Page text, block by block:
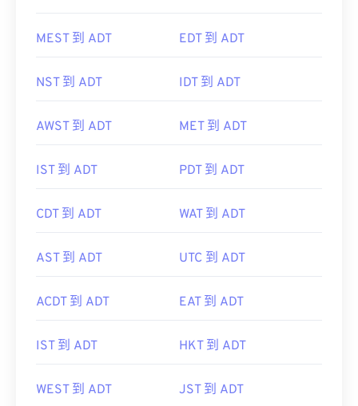
MEST 到 ADT EDT 到 ADT
NST 到 ADT IDT 到 ADT
AWST 到 ADT MET 到 ADT
IST 到 ADT PDT 到 ADT
CDT 到 ADT WAT 到 ADT
AST 到 ADT UTC 到 ADT
ACDT 到 ADT EAT 到 ADT
IST 到 ADT HKT 到 ADT
WEST 到 ADT JST 到 ADT